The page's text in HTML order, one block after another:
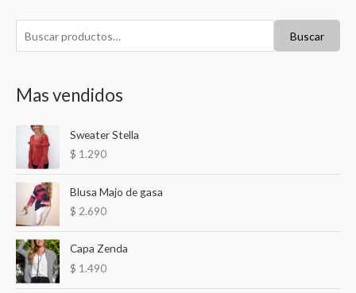
u
c
o
:
Buscar
Mas vendidos
Sweater Stella
$ 1.290
Blusa Majo de gasa
$ 2.690
Capa Zenda
$ 1.490